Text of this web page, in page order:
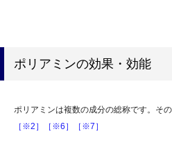
ポリアミンの効果・効能
ポリアミンは複数の成分の総称です。そ
［※2］
［※6］ ［※7］